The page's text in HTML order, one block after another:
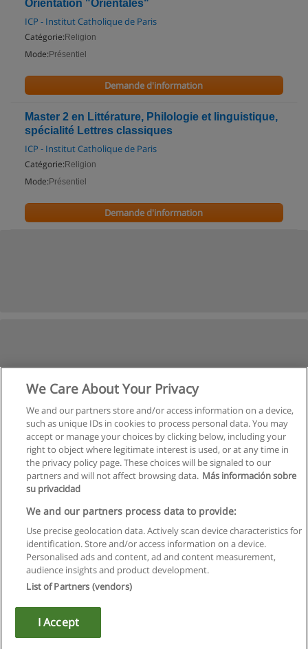
Orientation "Orientales"
ICP - Institut Catholique de Paris
Catégorie: Religion
Mode: Présentiel
Demande d'information
Master 2 en Littérature, Philologie et linguistique,
spécialité Lettres classiques
ICP - Institut Catholique de Paris
Catégorie: Religion
Mode: Présentiel
Demande d'information
Règles d'utilisation
Confidentialité des données
Copyright © Educaedu Business S.L. - CIF : B-95610580: -
We Care About Your Privacy
We and our partners store and/or access information on a device,
such as unique IDs in cookies to process personal data. You may
accept or manage your choices by clicking below, including your
right to object where legitimate interest is used, or at any time in
the privacy policy page. These choices will be signaled to our
partners and will not affect browsing data. Más información sobre
su privacidad
We and our partners process data to provide:
Use precise geolocation data. Actively scan device characteristics for
identification. Store and/or access information on a device.
Personalised ads and content, ad and content measurement,
audience insights and product development.
List of Partners (vendors)
I Accept